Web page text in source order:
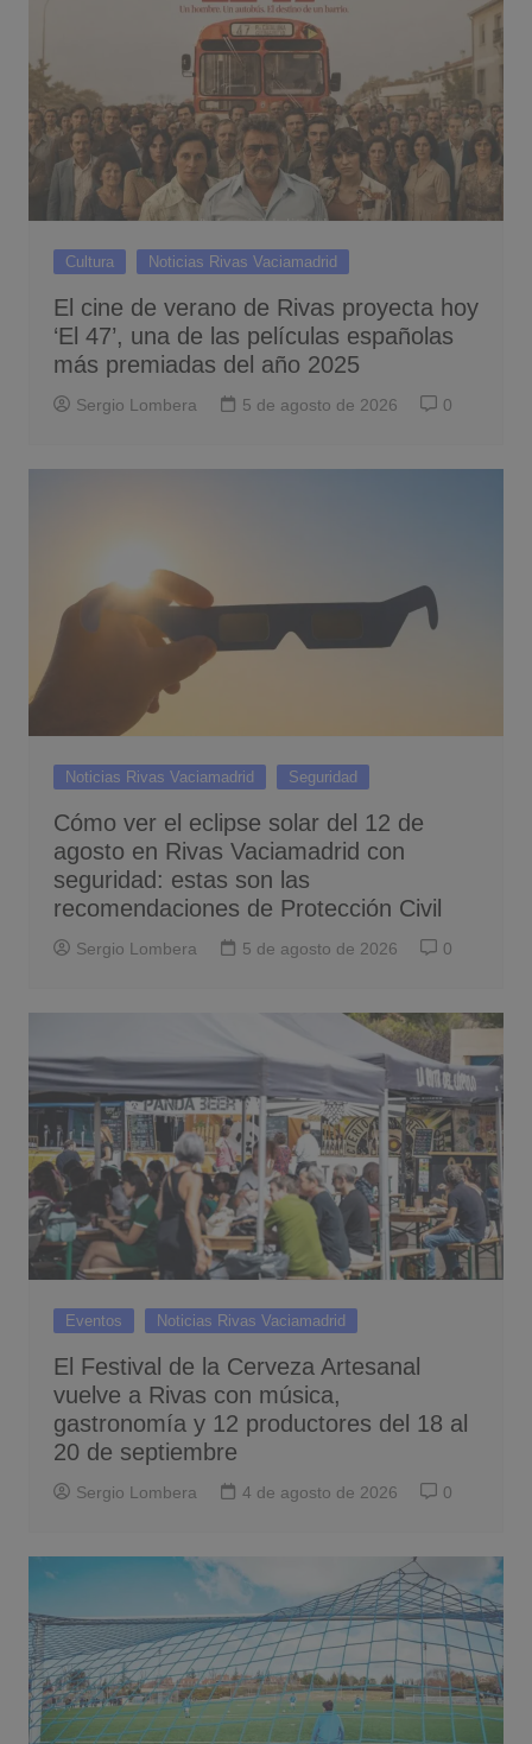
Cultura Noticias Rivas Vaciamadrid
El cine de verano de Rivas proyecta hoy
‘El 47’, una de las películas españolas
más premiadas del año 2025
Sergio Lombera 5 de agosto de 2026 0
Noticias Rivas Vaciamadrid Seguridad
Cómo ver el eclipse solar del 12 de
agosto en Rivas Vaciamadrid con
seguridad: estas son las
recomendaciones de Protección Civil
Sergio Lombera 5 de agosto de 2026 0
Eventos Noticias Rivas Vaciamadrid
El Festival de la Cerveza Artesanal
vuelve a Rivas con música,
gastronomía y 12 productores del 18 al
20 de septiembre
Sergio Lombera 4 de agosto de 2026 0